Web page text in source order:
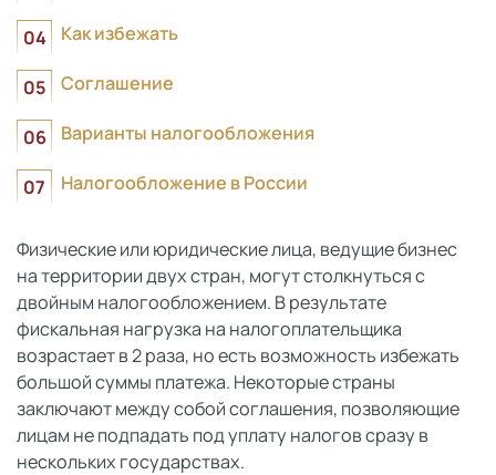
Как избежать
Соглашение
Варианты налогообложения
Налогообложение в России
Физические или юридические лица, ведущие бизнес
на территории двух стран, могут столкнуться с
двойным налогообложением. В результате
фискальная нагрузка на налогоплательщика
возрастает в 2 раза, но есть возможность избежать
большой суммы платежа. Некоторые страны
заключают между собой соглашения, позволяющие
лицам не подпадать под уплату налогов сразу в
нескольких государствах.